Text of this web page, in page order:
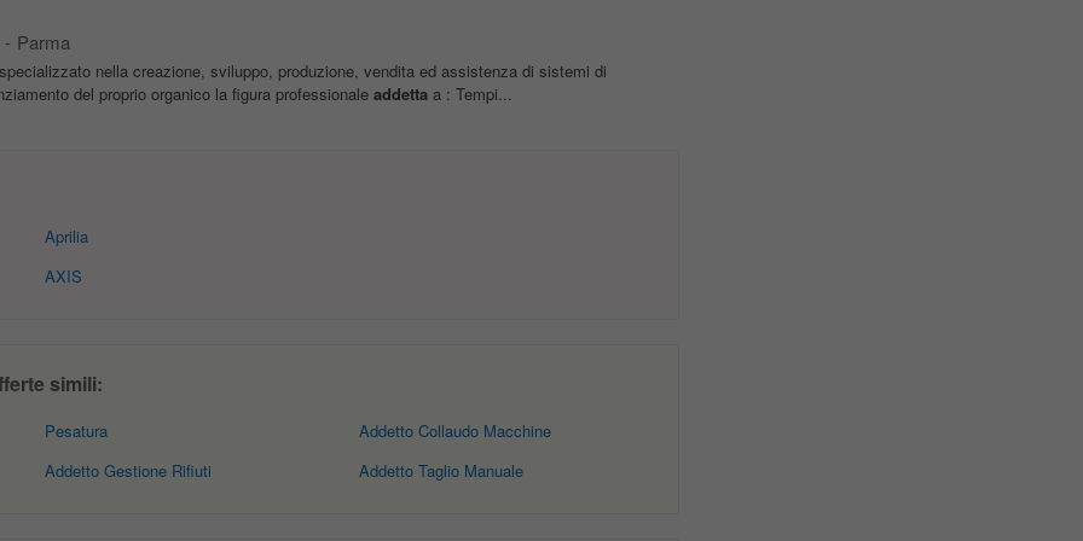
- Parma
nella creazione, sviluppo, produzione, vendita ed assistenza di sistemi di
del proprio organico la figura professionale addettaa : Tempi...
Aprilia
AXIS
simili:
Pesatura
Addetto Gestione Rifiuti
Addetto Collaudo Macchine
Addetto Taglio Manuale